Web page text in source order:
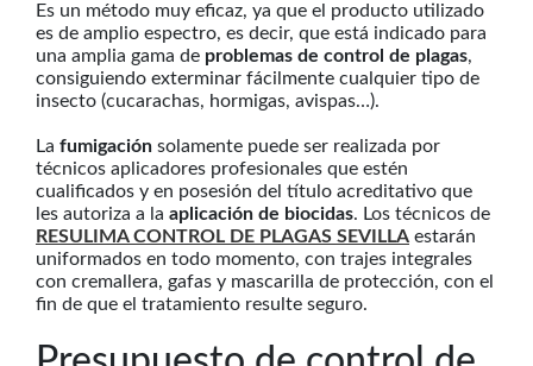
Es un método muy eficaz, ya que el producto utilizado
es de amplio espectro, es decir, que está indicado para
una amplia gama de problemas de control de plagas,
consiguiendo exterminar fácilmente cualquier tipo de
insecto (cucarachas, hormigas, avispas…).
La fumigación solamente puede ser realizada por
técnicos aplicadores profesionales que estén
cualificados y en posesión del título acreditativo que
les autoriza a la aplicación de biocidas. Los técnicos de
RESULIMA CONTROL DE PLAGAS SEVILLA estarán
uniformados en todo momento, con trajes integrales
con cremallera, gafas y mascarilla de protección, con el
fin de que el tratamiento resulte seguro.